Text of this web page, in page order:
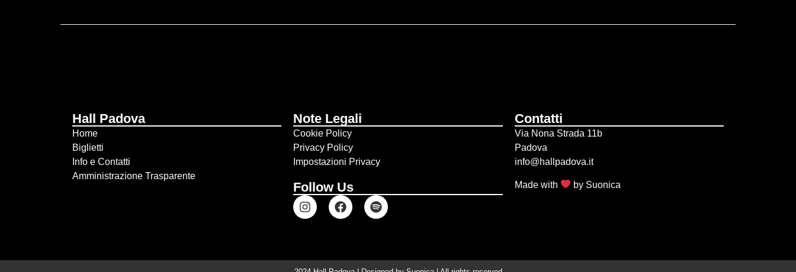
Hall Padova
Home
Biglietti
Info e Contatti
Amministrazione Trasparente
Note Legali
Cookie Policy
Privacy Policy
Impostazioni Privacy
Follow Us
Contatti
Via Nona Strada 11b
Padova
info@hallpadova.it
Made with by Suonica